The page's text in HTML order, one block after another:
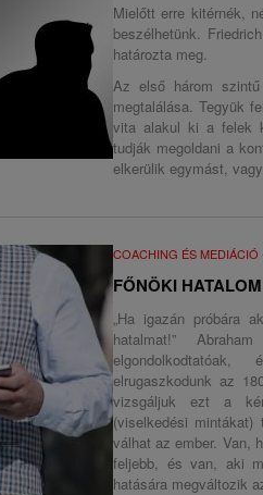
Mielőtt erre kitérnék,
beszélhetünk.
határozta meg.
Az első három
megtalálása. Tegyük
vita alakul ki a felek
tudják megoldani a
elkerülik egymást,
COACHING ÉS
FŐNÖKI
„Ha igazán próbára
hatalmat!”
elrugaszkodunk az
vizsgáljuk ezt a
(viselkedési mintákat)
válhat az ember. Van,
feljebb, és van, aki
hatására megváltozik